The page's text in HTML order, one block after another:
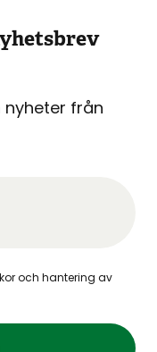
från
och hantering av